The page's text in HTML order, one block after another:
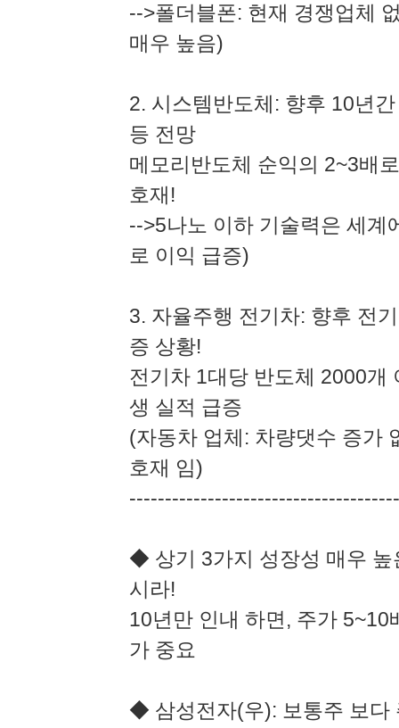
-->폴더블폰: 현재 경쟁업체
매우 높음)
2. 시스템반도체: 향후 10년
등 전망
메모리반도체 순익의 2~3배
호재!
-->5나노 이하 기술력은 세계
로 이익 급증)
3. 자율주행 전기차: 향후 전
증 상황!
전기차 1대당 반도체 2000개
생 실적 급증
(자동차 업체: 차량댓수 증가
호재 임)
◆ 상기 3가지 성장성 매우 높
시라!
10년만 인내 하면, 주가
가 중요
◆ 삼성전자(우): 보통주 보다